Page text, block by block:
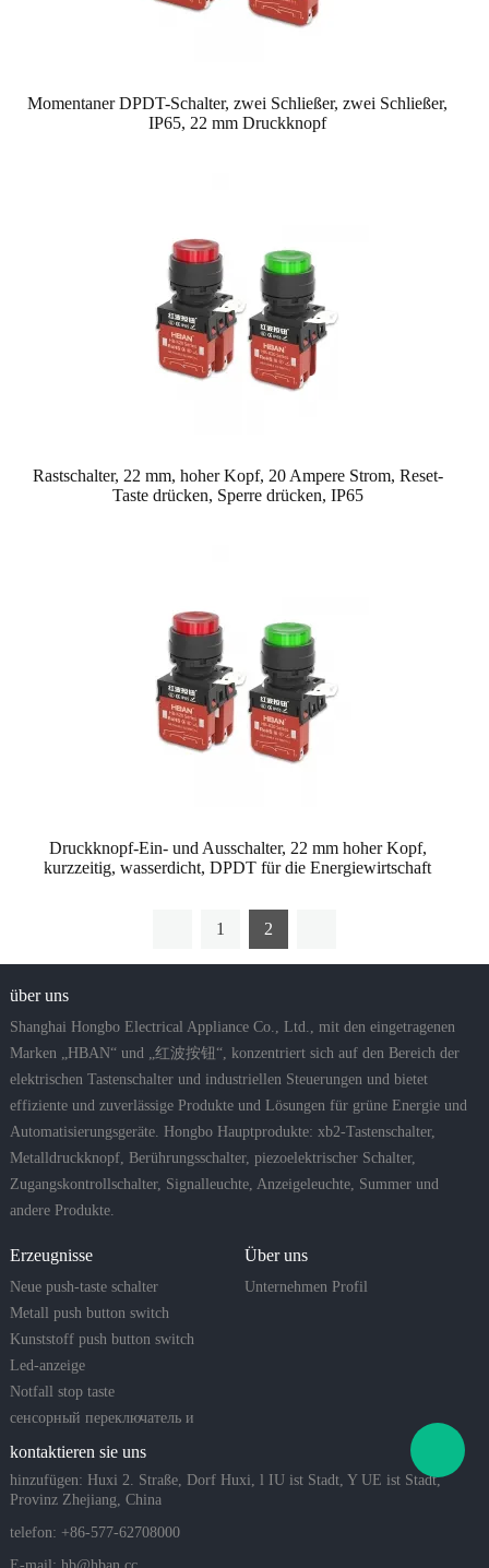
Momentaner DPDT-Schalter, zwei Schließer, zwei Schließer,
IP65, 22 mm Druckknopf
Rastschalter, 22 mm, hoher Kopf, 20 Ampere Strom, Reset-
Taste drücken, Sperre drücken, IP65
Druckknopf-Ein- und Ausschalter, 22 mm hoher Kopf,
kurzzeitig, wasserdicht, DPDT für die Energiewirtschaft
1 2
über uns
Shanghai Hongbo Electrical Appliance Co., Ltd., mit den eingetragenen
Marken „HBAN“ und „红波按钮“, konzentriert sich auf den Bereich der
elektrischen Tastenschalter und industriellen Steuerungen und bietet
effiziente und zuverlässige Produkte und Lösungen für grüne Energie und
Automatisierungsgeräte. Hongbo Hauptprodukte: xb2-Tastenschalter,
Metalldruckknopf, Berührungsschalter, piezoelektrischer Schalter,
Zugangskontrollschalter, Signalleuchte, Anzeigeleuchte, Summer und
andere Produkte.
Erzeugnisse
Neue push-taste schalter
Metall push button switch
Kunststoff push button switch
Led-anzeige
Notfall stop taste
сенсорный переключатель и
пьезо-кнопка
Über uns
Unternehmen Profil
kontaktieren sie uns
hinzufügen: Huxi 2. Straße, Dorf Huxi, l IU ist Stadt, Y UE ist Stadt,
Provinz Zhejiang, China
telefon: +86-577-62708000
E-mail: hb@hban.cc